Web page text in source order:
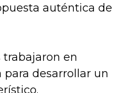
auténtica de
trabajaron en
desarrollar un